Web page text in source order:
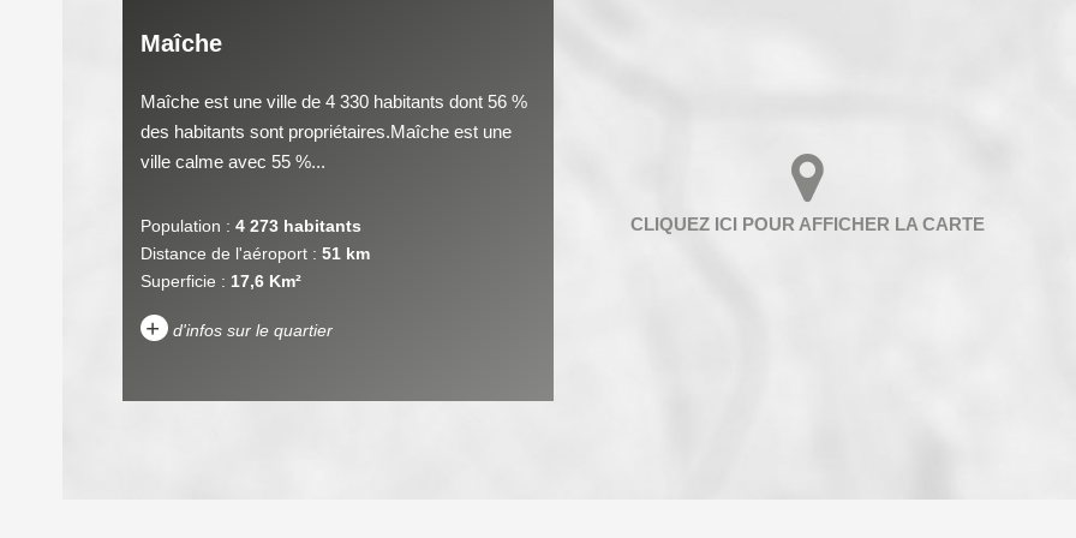
Maîche
Maîche est une ville de 4 330 habitants dont 56 %
des habitants sont propriétaires.Maîche est une
ville calme avec 55 %...
Population : 4 273 habitants
Distance de l'aéroport : 51 km
Superficie : 17,6 Km²
+ d'infos sur le quartier